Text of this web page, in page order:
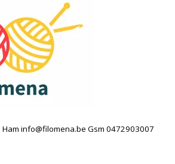
info@filomena.be Gsm 0472903007